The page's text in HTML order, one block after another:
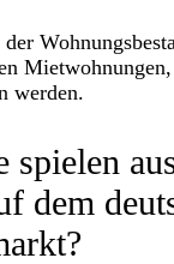
werden.
spielen
dem